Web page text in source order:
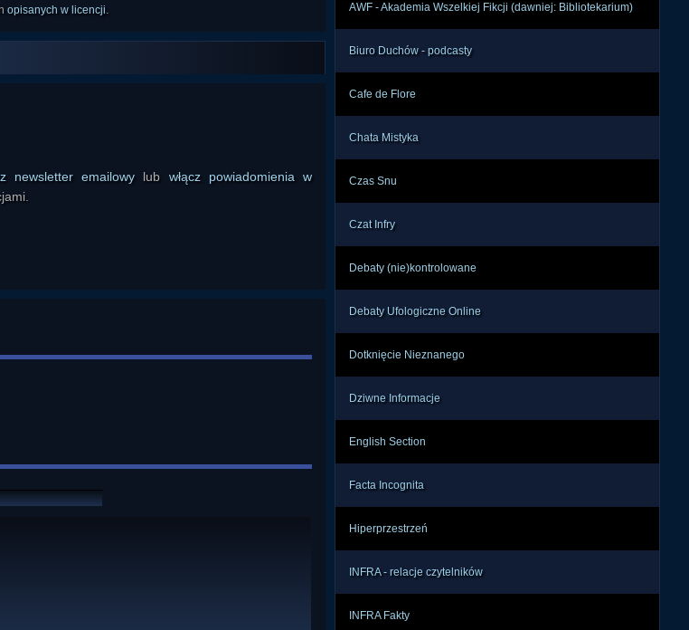
opisanych w licencji.
newsletter emailowy lub włącz powiadomienia w
AWF - Akademia Wszelkiej Fikcji (dawniej: Bibliotekarium)
Biuro Duchów - podcasty
Cafe de Flore
Chata Mistyka
Czas Snu
Czat Infry
Debaty (nie)kontrolowane
Debaty Ufologiczne Online
Dotknięcie Nieznanego
Dziwne Informacje
English Section
Facta Incognita
Hiperprzestrzeń
INFRA - relacje czytelników
INFRA Fakty